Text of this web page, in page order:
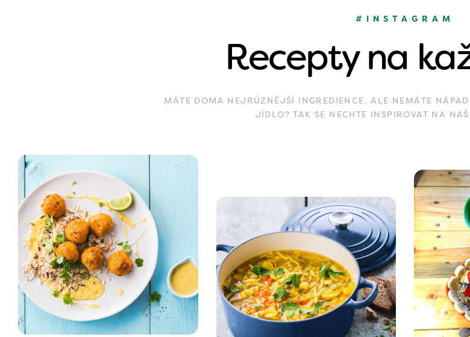
#INSTAGRAM
Recepty na
MÁTE DOMA NEJRŮZNĚJŠÍ INGREDIENCE, ALE NEMÁTE
JÍDLO? TAK SE NECHTE INSPIROVAT NA